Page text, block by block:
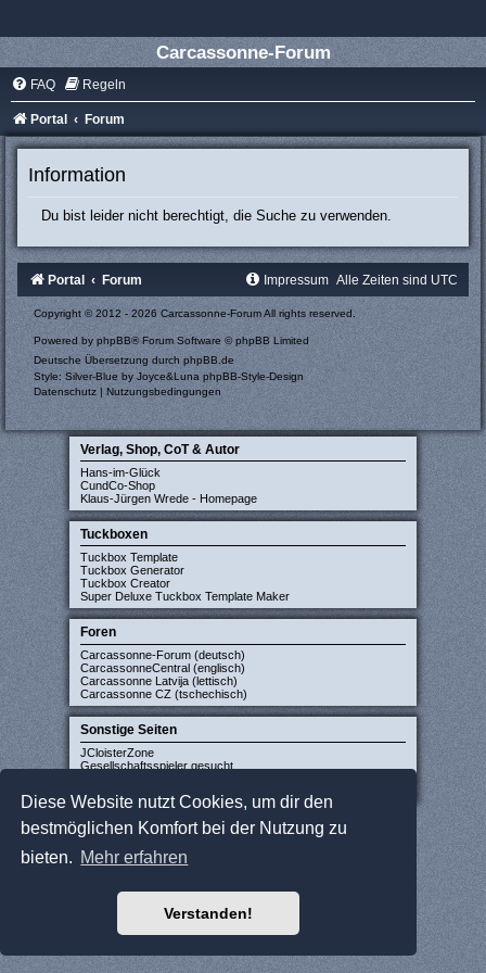
Diese Website nutzt Cookies, um dir den
bestmöglichen Komfort bei der Nutzung zu
bieten. Mehr erfahren
Verstanden!
Carcassonne-Forum
FAQ Regeln
Portal Forum
Information
Du bist leider nicht berechtigt, die Suche zu verwenden.
Portal Forum Alle Zeiten sind UTC
Impressum
Copyright © 2012 - 2026 Carcassonne-Forum All rights reserved.
Powered by phpBB® Forum Software © phpBB Limited
Deutsche Übersetzung durch phpBB.de
Style: Silver-Blue by Joyce&LunaphpBB-Style-Design
Datenschutz | Nutzungsbedingungen
Verlag, Shop, CoT & Autor
Hans-im-Glück
CundCo-Shop
Klaus-Jürgen Wrede - Homepage
Tuckboxen
Tuckbox Template
Tuckbox Generator
Tuckbox Creator
Super Deluxe Tuckbox Template Maker
Foren
Carcassonne-Forum (deutsch)
CarcassonneCentral (englisch)
Carcassonne Latvija (lettisch)
Carcassonne CZ (tschechisch)
Sonstige Seiten
JCloisterZone
Gesellschaftsspieler gesucht